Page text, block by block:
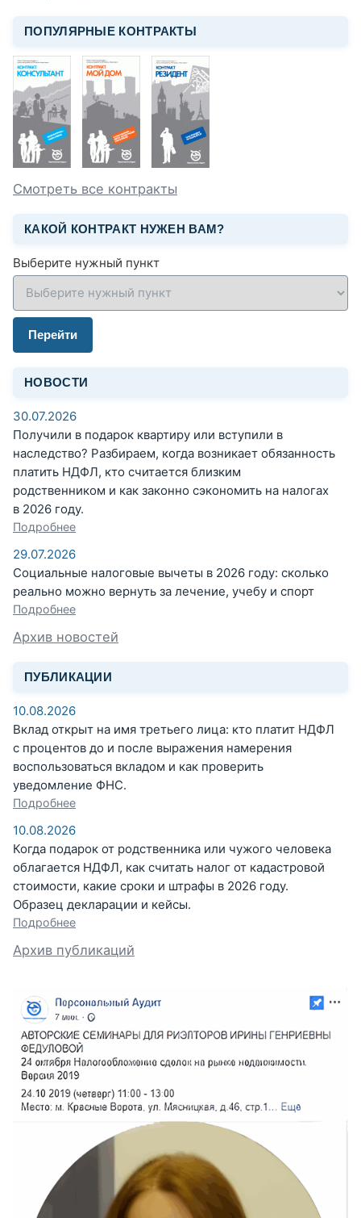
ПОПУЛЯРНЫЕ КОНТРАКТЫ
Смотреть все контракты
КАКОЙ КОНТРАКТ НУЖЕН ВАМ?
Выберите нужный пункт
Перейти
НОВОСТИ
30.07.2026
Получили в подарок квартиру или вступили в
наследство? Разбираем, когда возникает обязанность
платить НДФЛ, кто считается близким
родственником и как законно сэкономить на налогах
в 2026 году.
Подробнее
29.07.2026
Социальные налоговые вычеты в 2026 году: сколько
реально можно вернуть за лечение, учебу и спорт
Подробнее
Архив новостей
ПУБЛИКАЦИИ
10.08.2026
Вклад открыт на имя третьего лица: кто платит НДФЛ
с процентов до и после выражения намерения
воспользоваться вкладом и как проверить
уведомление ФНС.
Подробнее
10.08.2026
Когда подарок от родственника или чужого человека
облагается НДФЛ, как считать налог от кадастровой
стоимости, какие сроки и штрафы в 2026 году.
Образец декларации и кейсы.
Подробнее
Архив публикаций